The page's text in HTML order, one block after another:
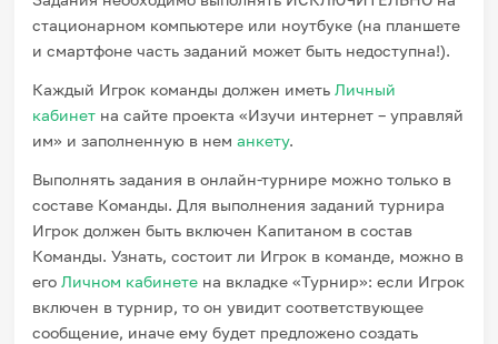
стационарном компьютере или ноутбуке (на планшете
и смартфоне часть заданий может быть недоступна!).
Каждый Игрок команды должен иметьЛичный
кабинет на сайте проекта «Изучи интернет – управляй
им» и заполненную в неманкету.
Выполнять задания в онлайн-турнире можно только в
составе Команды. Для выполнения заданий турнира
Игрок должен быть включен Капитаном в состав
Команды. Узнать, состоит ли Игрок в команде, можно в
егоЛичном кабинете на вкладке «Турнир»: если Игрок
включен в турнир, то он увидит соответствующее
сообщение, иначе ему будет предложено создать